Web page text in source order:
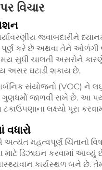
વિચાર
જવાબદારીને
પૂર્ણ કરે છે અથવા તેને ઓળંગી
સુધી ચાલતી અસરોને
અસર ઘટાડી શકાય છે.
સંયોજનો (VOC) ને
ગુણધર્મો જાળવી રાખે છે. આ
ટકાઉપણાના લક્ષ્યો પૂરા
વધારો
અત્યંત મહત્વપૂર્ણ ચિંતાનો
માટે ડિઝાઇન કરવામાં
કાર્યસ્થળ બને છે.